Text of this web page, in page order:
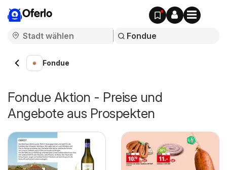
Oferlo
Fondue
Fondue Aktion - Preise und
Angebote aus Prospekten